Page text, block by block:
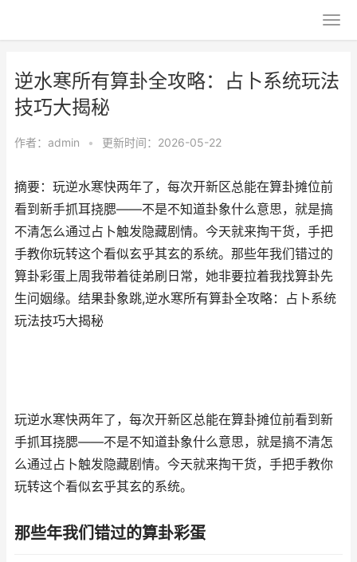
逆水寒所有算卦全攻略：占卜系统玩法
技巧大揭秘
作者： admin • 更新时间：2026-05-22
摘要：玩逆水寒快两年了，每次开新区总能在算卦摊位前
看到新手抓耳挠腮——不是不知道卦象什么意思，就是搞
不清怎么通过占卜触发隐藏剧情。今天就来掏干货，手把
手教你玩转这个看似玄乎其玄的系统。那些年我们错过的
算卦彩蛋上周我带着徒弟刷日常，她非要拉着我找算卦先
生问姻缘。结果卦象跳,逆水寒所有算卦全攻略：占卜系统
玩法技巧大揭秘
玩逆水寒快两年了，每次开新区总能在算卦摊位前看到新
手抓耳挠腮——不是不知道卦象什么意思，就是搞不清怎
么通过占卜触发隐藏剧情。今天就来掏干货，手把手教你
玩转这个看似玄乎其玄的系统。
那些年我们错过的算卦彩蛋